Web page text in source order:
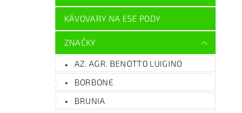
KÁVOVARY NA ESE PODY
ZNAČKY
AZ. AGR. BENOTTO LUIGINO
BORBONE
BRUNIA